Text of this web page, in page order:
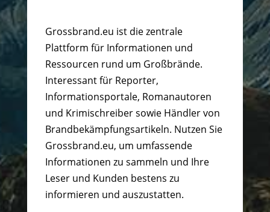
Grossbrand.eu ist die zentrale
Plattform für Informationen und
Ressourcen rund um Großbrände.
Interessant für Reporter,
Informationsportale, Romanautoren
und Krimischreiber sowie Händler von
Brandbekämpfungsartikeln. Nutzen Sie
Grossbrand.eu, um umfassende
Informationen zu sammeln und Ihre
Leser und Kunden bestens zu
informieren und auszustatten.